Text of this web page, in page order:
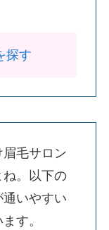
探す
毛サロン
ね。以下の
いやすい
す。